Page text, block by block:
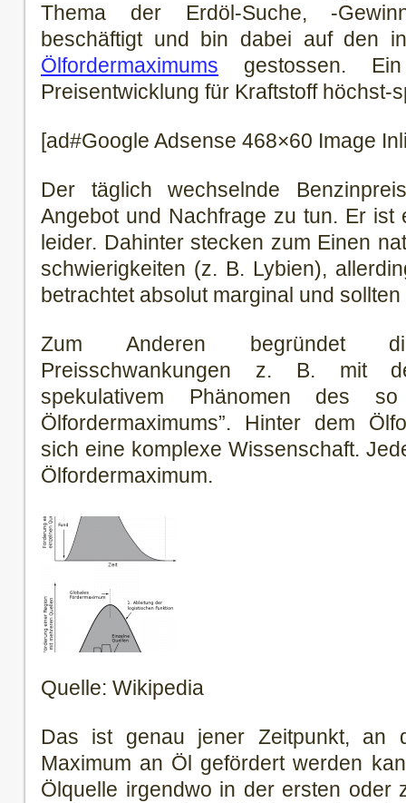
Thema der Erdöl-Suche, -
beschäftigt und bin dabei auf den
Ölfordermaximums gestossen.
Preisentwicklung für Kraftstoff höchst-
[ad#Google Adsense 468×60 Image
Der täglich wechselnde
Angebot und Nachfrage zu tun. Er ist
leider. Dahinter stecken zum Einen
schwierigkeiten (z. B. Lybien),
betrachtet absolut marginal und
Zum Anderen begründet
Preisschwankungen z. B. mit
spekulativem Phänomen des so
Ölfordermaximums”. Hinter dem
sich eine komplexe Wissenschaft.
Ölfordermaximum.
Quelle: Wikipedia
Das ist genau jener Zeitpunkt, an
Maximum an Öl gefördert werden
Ölquelle irgendwo in der ersten oder